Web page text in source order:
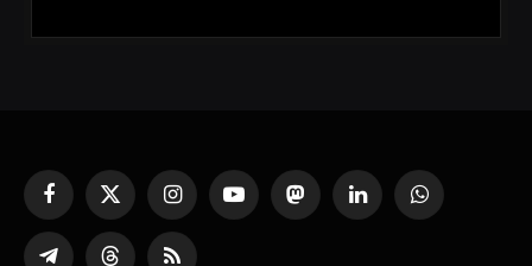
Facebook
X
(Twitter)
InstagramYouTubeMastodonLinkedInWhatsApp